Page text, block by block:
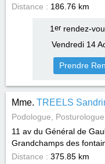
Distance : 186.76 km
1 errendez-
Vendredi 14
Prendre
Mme. TREELS
Podologue,
11 av du Général de
Grandchamps des
Distance : 375.85 km